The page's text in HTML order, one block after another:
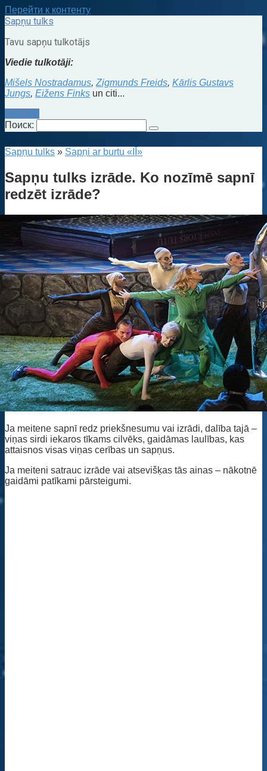
Перейти к контенту
Sapņu tulks
Tavu sapņu tulkotājs
Viedie tulkotāji:
Mišels Nostradamus, Zigmunds Freids, Kārlis Gustavs
Jungs, Eižens Finks un citi...
Kontakti
Поиск:
Sapņu tulks » Sapņi ar burtu «IĪ»
Sapņu tulks izrāde. Ko nozīmē sapnī
redzēt izrāde?
Ja meitene sapnī redz priekšnesumu vai izrādi, dalība tajā –
viņas sirdi iekaros tīkams cilvēks, gaidāmas laulības, kas
attaisnos visas viņas cerības un sapņus.
Ja meiteni satrauc izrāde vai atsevišķas tās ainas – nākotnē
gaidāmi patīkami pārsteigumi.